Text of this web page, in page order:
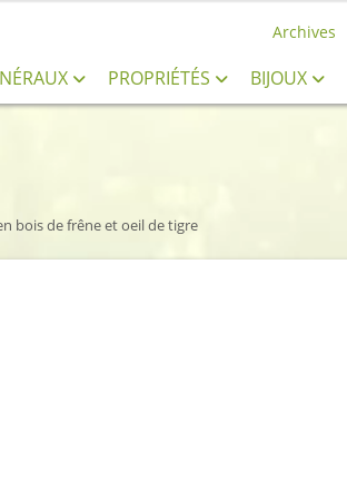
Archives
PROPRIÉTÉS BIJOUX
bois de frêne et oeil de tigre